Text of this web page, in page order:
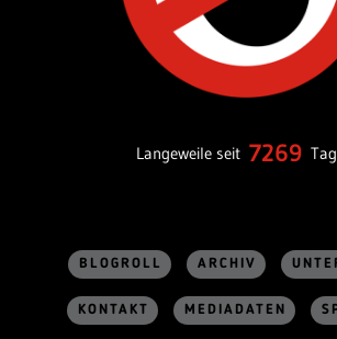
Langeweile seit 7269
BLOGROLL ARCHIV
KONTAKT MEDIADATEN